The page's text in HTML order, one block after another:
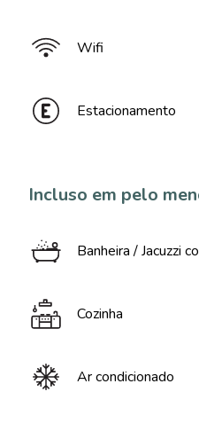
Wifi
Estacionamento
Incluso em pelo
Banheira / Jacuzzi
Cozinha
Ar condicionado